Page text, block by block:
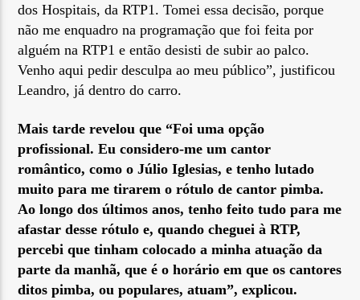
dos Hospitais, da RTP1. Tomei essa decisão, porque
não me enquadro na programação que foi feita por
alguém na RTP1 e então desisti de subir ao palco.
Venho aqui pedir desculpa ao meu público”, justificou
Leandro, já dentro do carro.
Mais tarde revelou que “Foi uma opção
profissional. Eu considero-me um cantor
romântico, como o Júlio Iglesias, e tenho lutado
muito para me tirarem o rótulo de cantor pimba.
Ao longo dos últimos anos, tenho feito tudo para me
afastar desse rótulo e, quando cheguei à RTP,
percebi que tinham colocado a minha atuação da
parte da manhã, que é o horário em que os cantores
ditos pimba, ou populares, atuam”, explicou.